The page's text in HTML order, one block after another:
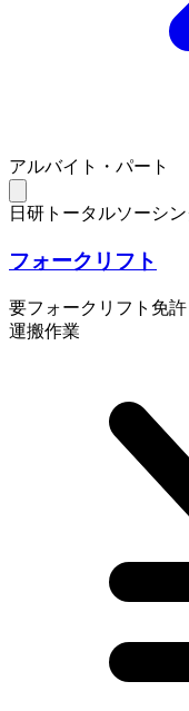
アルバイト・パート
日研トータルソーシ
フォークリフト
要フォークリフト免
運搬作業